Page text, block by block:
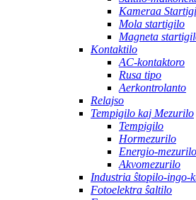
Kameraa
Mola startigilo
Magneta
Kontaktilo
AC-kontaktoro
Rusa tipo
Aerkontrolanto
Relajso
Tempigilo kaj Mezurilo
Tempigilo
Hormezurilo
Energio-mezurilo
Akvomezurilo
Industria ŝtopilo-ingo-
Fotoelektra ŝaltilo